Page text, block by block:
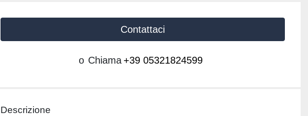
Contattaci
o Chiama +39 05321824599
Descrizione